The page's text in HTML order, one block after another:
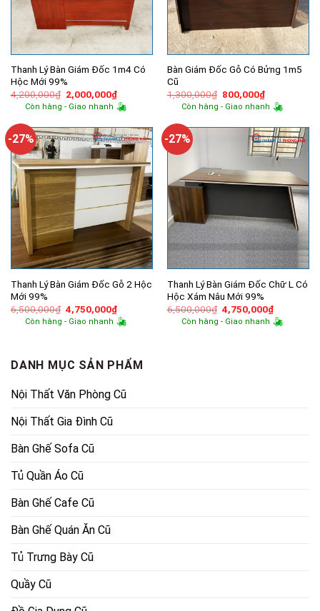
Thanh Lý Bàn Giám Đốc 1m4 Có
Hộc Mới 99%
4,200,000₫ Giá
gốc
là:
2,000,000₫Giá
hiện
tại
2,000,000₫.
Còn hàng - Giao nhanh
Bàn Giám Đốc Gỗ Có Bửng 1m5
Cũ
1,300,000₫ Giá
gốc
là:
800,000₫Giá
hiện
tại
800,000₫.
Còn hàng - Giao nhanh
-27%
Thanh Lý Bàn Giám Đốc Gỗ 2 Hộc
Mới 99%
6,500,000₫ Giá
gốc
là:
4,750,000₫Giá
hiện
tại
Còn hàng - Giao nhanh
-27%
Thanh Lý Bàn Giám Đốc Chữ L Có
Hộc Xám Nâu Mới 99%
6,500,000₫ Giá
gốc
là:
4,750,000₫Giá
hiện
tại
Còn hàng - Giao nhanh
DANH MỤC SẢN PHẨM
Nội Thất Văn Phòng Cũ
Nội Thất Gia Đình Cũ
Bàn Ghế Sofa Cũ
Tủ Quần Áo Cũ
Bàn Ghế Cafe Cũ
Bàn Ghế Quán Ăn Cũ
Tủ Trưng Bày Cũ
Quầy Cũ